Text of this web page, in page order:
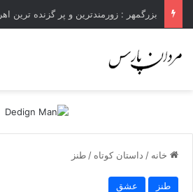
خانه / داستان کوتاه / طنز
طنز عشق